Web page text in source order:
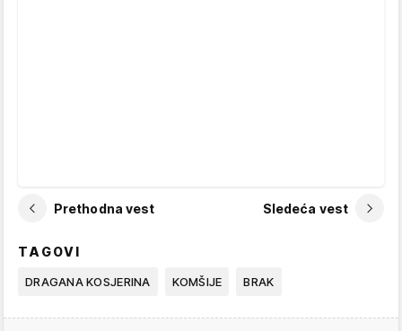
Prethodna vest Sledeća vest
TAGOVI
DRAGANA KOSJERINA KOMŠIJE BRAK